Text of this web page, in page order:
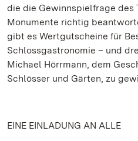
die die Gewinnspielfrage des
Monumente richtig
gibt es Wertgutscheine für
Schlossgastronomie – und
Michael Hörrmann, dem
Schlösser und Gärten, zu
EINE EINLADUNG AN ALLE